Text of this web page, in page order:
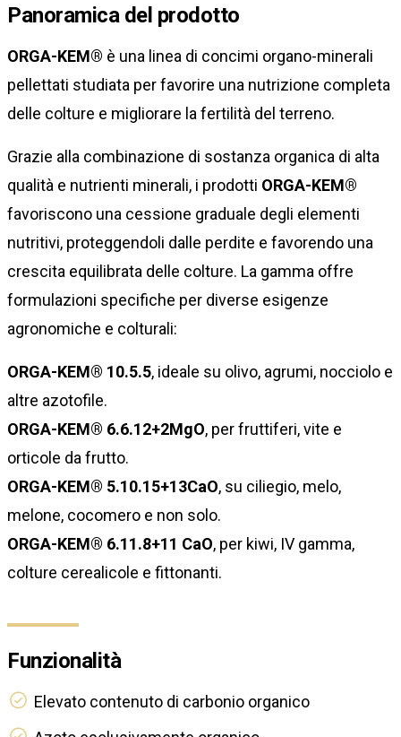
Panoramica del prodotto
ORGA-KEM® è una linea di concimi organo-minerali
pellettati studiata per favorire una nutrizione completa
delle colture e migliorare la fertilità del terreno.
Grazie alla combinazione di sostanza organica di alta
qualità e nutrienti minerali, i prodotti ORGA-KEM®
favoriscono una cessione graduale degli elementi
nutritivi, proteggendoli dalle perdite e favorendo una
crescita equilibrata delle colture. La gamma offre
formulazioni specifiche per diverse esigenze
agronomiche e colturali:
ORGA-KEM® 10.5.5, ideale su olivo, agrumi, nocciolo e
altre azotofile.
ORGA-KEM® 6.6.12+2MgO, per fruttiferi, vite e
orticole da frutto.
ORGA-KEM® 5.10.15+13CaO, su ciliegio, melo,
melone, cocomero e non solo.
ORGA-KEM® 6.11.8+11 CaO, per kiwi, IV gamma,
colture cerealicole e fittonanti.
Funzionalità
Elevato contenuto di carbonio organico